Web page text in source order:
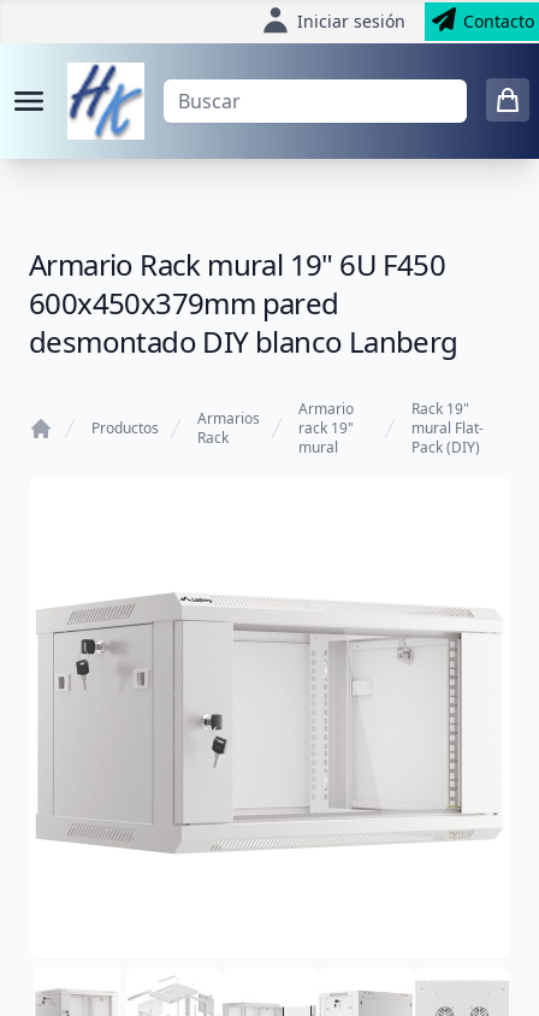
Iniciar sesión Contacto
Armario Rack mural 19" 6U F450
600x450x379mm pared
desmontado DIY blanco Lanberg
Productos
Armarios
Rack
Armario
rack 19"
mural
Rack 19"
mural Flat-
Pack (DIY)